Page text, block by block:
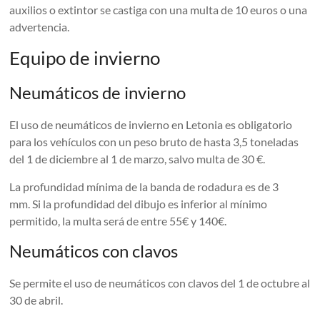
auxilios o extintor se castiga con una multa de 10 euros o una
advertencia.
Equipo de invierno
Neumáticos de invierno
El uso de neumáticos de invierno en Letonia es obligatorio
para los vehículos con un peso bruto de hasta 3,5 toneladas
del 1 de diciembre al 1 de marzo, salvo multa de 30 €.
La profundidad mínima de la banda de rodadura es de 3
mm. Si la profundidad del dibujo es inferior al mínimo
permitido, la multa será de entre 55€ y 140€.
Neumáticos con clavos
Se permite el uso de neumáticos con clavos del 1 de octubre al
30 de abril.